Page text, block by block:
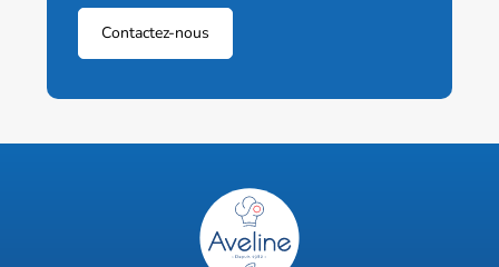
Contactez-nous